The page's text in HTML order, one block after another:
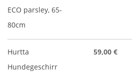
ECO parsley, 65-
80cm
Hurtta
Hundegeschirr
59,00 €